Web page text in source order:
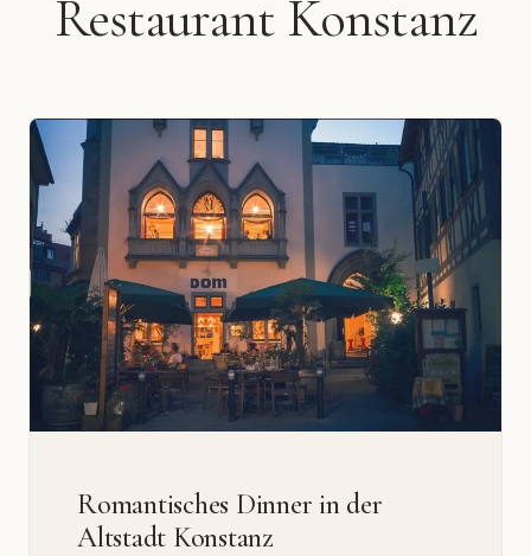
Restaurant Konstanz
Romantisches Dinner in der
Altstadt Konstanz